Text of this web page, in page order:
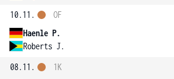
10.11.
Haenle P.
Roberts J.
OF
08.11.
1K